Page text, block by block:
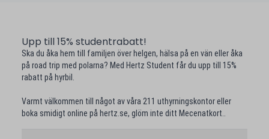
Upp till 15% studentrabatt!
Ska du åka hem till familjen över helgen, hälsa på en vän eller åka
på road trip med polarna? Med Hertz Student får du upp till 15%
rabatt på hyrbil.
Varmt välkommen till något av våra 211 uthyrningskontor eller
boka smidigt online på hertz.se, glöm inte ditt Mecenatkort..